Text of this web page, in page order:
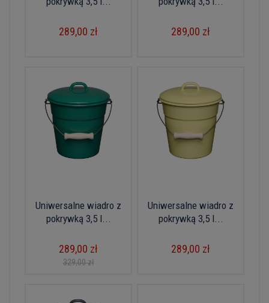
289,00 zł 289,00 zł
Uniwersalne wiadro z
pokrywką 3,5 l...
289,00 zł
329,00 zł
Uniwersalne wiadro z
pokrywką 3,5 l...
289,00 zł